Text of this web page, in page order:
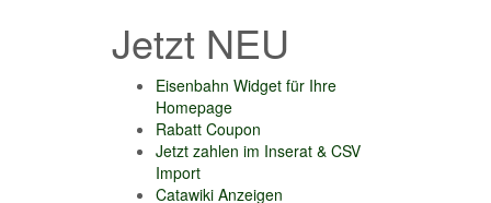
Jetzt NEU
Eisenbahn Widget für Ihre
Homepage
Rabatt Coupon
Jetzt zahlen im Inserat & CSV
Import
Catawiki Anzeigen